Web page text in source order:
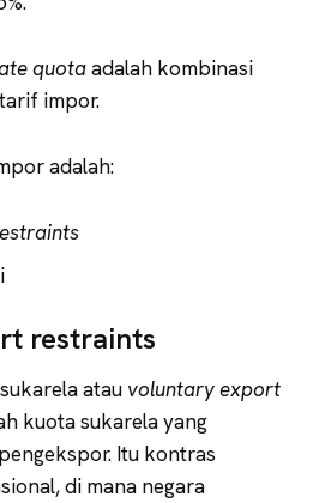
quotaadalah kombinasi
impor.
adalah:
restraints
atau voluntaryexport
kuota sukarela yang
Itu kontras
di mana negara